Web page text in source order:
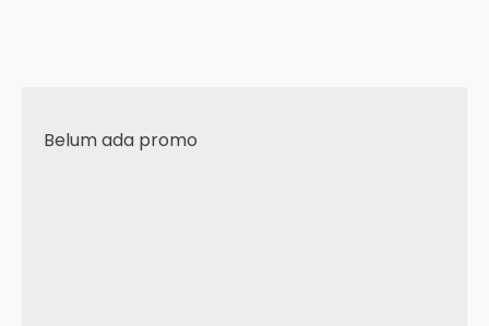
Belum ada promo